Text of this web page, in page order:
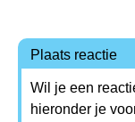
Plaats reactie
Wil je een
hieronder je